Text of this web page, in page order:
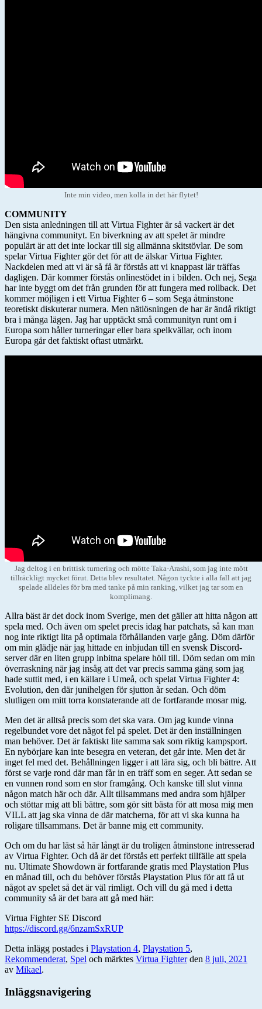
Inte min video, men kolla in det här flytet!
COMMUNITY
Den sista anledningen till att Virtua Fighter är så vackert är det
hängivna communityt. En biverkning av att spelet är mindre
populärt är att det inte lockar till sig allmänna skitstövlar. De som
spelar Virtua Fighter gör det för att de älskar Virtua Fighter.
Nackdelen med att vi är så få är förstås att vi knappast lär träffas
dagligen. Där kommer förstås onlinestödet in i bilden. Och nej, Sega
har inte byggt om det från grunden för att fungera med rollback. Det
kommer möjligen i ett Virtua Fighter 6 – som Sega åtminstone
teoretiskt diskuterar numera. Men nätlösningen de har är ändå riktigt
bra i många lägen. Jag har upptäckt små communityn runt om i
Europa som håller turneringar eller bara spelkvällar, och inom
Europa går det faktiskt oftast utmärkt.
Jag deltog i en brittisk turnering och mötte Taka-Arashi, som jag inte mött
tillräckligt mycket förut. Detta blev resultatet. Någon tyckte i alla fall att jag
spelade alldeles för bra med tanke på min ranking, vilket jag tar som en
komplimang.
Allra bäst är det dock inom Sverige, men det gäller att hitta någon att
spela med. Och även om spelet precis idag har patchats, så kan man
nog inte riktigt lita på optimala förhållanden varje gång. Döm därför
om min glädje när jag hittade en inbjudan till en svensk Discord-
server där en liten grupp inbitna spelare höll till. Döm sedan om min
överraskning när jag insåg att det var precis samma gäng som jag
hade suttit med, i en källare i Umeå, och spelat Virtua Fighter 4:
Evolution, den där junihelgen för sjutton år sedan. Och döm
slutligen om mitt torra konstaterande att de fortfarande mosar mig.
Men det är alltså precis som det ska vara. Om jag kunde vinna
regelbundet vore det något fel på spelet. Det är den inställningen
man behöver. Det är faktiskt lite samma sak som riktig kampsport.
En nybörjare kan inte besegra en veteran, det går inte. Men det är
inget fel med det. Behållningen ligger i att lära sig, och bli bättre. Att
först se varje rond där man får in en träff som en seger. Att sedan se
en vunnen rond som en stor framgång. Och kanske till slut vinna
någon match här och där. Allt tillsammans med andra som hjälper
och stöttar mig att bli bättre, som gör sitt bästa för att mosa mig men
VILL att jag ska vinna de där matcherna, för att vi ska kunna ha
roligare tillsammans. Det är banne mig ett community.
Och om du har läst så här långt är du troligen åtminstone intresserad
av Virtua Fighter. Och då är det förstås ett perfekt tillfälle att spela
nu. Ultimate Showdown är fortfarande gratis med Playstation Plus
en månad till, och du behöver förstås Playstation Plus för att få ut
något av spelet så det är väl rimligt. Och vill du gå med i detta
community så är det bara att gå med här:
Virtua Fighter SE Discord
https://discord.gg/6nzamSxRUP
Detta inlägg postades i Playstation 4, Playstation 5,
Rekommenderat, Spel och märktes Virtua Fighterden 8 juli, 2021
av Mikael.
Inläggsnavigering